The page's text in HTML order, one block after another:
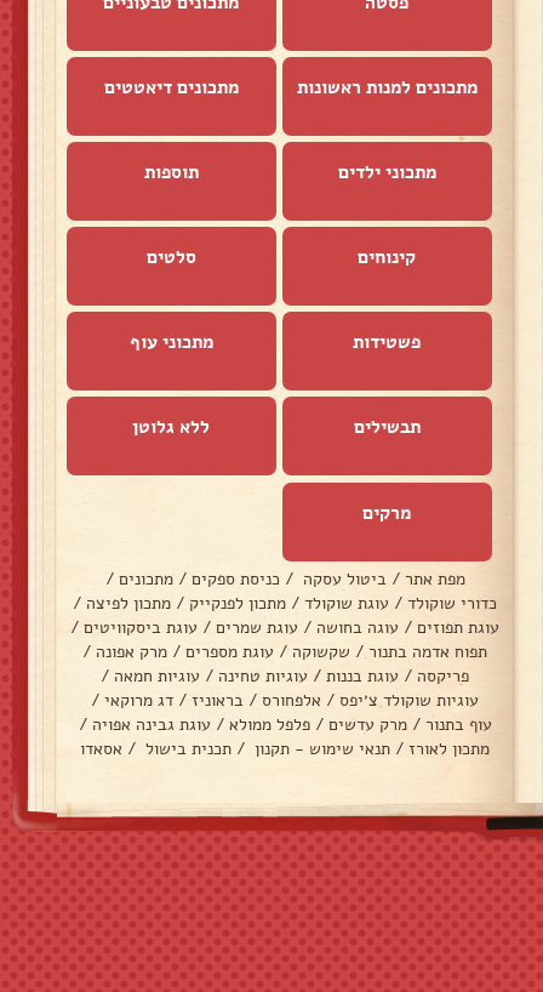
מתכונים למנות ראשונות מתכונים דיאטטים
מתכוני ילדים תוספות
קינוחים סלטים
פשטידות מתכוני עוף
תבשילים ללא גלוטן
מרקים
מפת אתר / ביטול עסקה / כניסת ספקים / מתכונים /
כדורי שוקולד / עוגת שוקולד / מתכון לפנקייק / מתכון לפיצה /
עוגת תפוזים / עוגה בחושה / עוגת שמרים / עוגת ביסקוויטים /
תפוח אדמה בתנור / שקשוקה / עוגת מספרים / מרק אפונה /
פריקסה / עוגת בננות / עוגיות טחינה / עוגיות חמאה /
עוגיות שוקולד צ׳יפס / אלפחורס / בראוניז / דג מרוקאי /
עוף בתנור / מרק עדשים / פלפל ממולא / עוגת גבינה אפויה /
מתכון לאורז / תנאי שימוש - תקנון / תכנית בישול / אסאדו